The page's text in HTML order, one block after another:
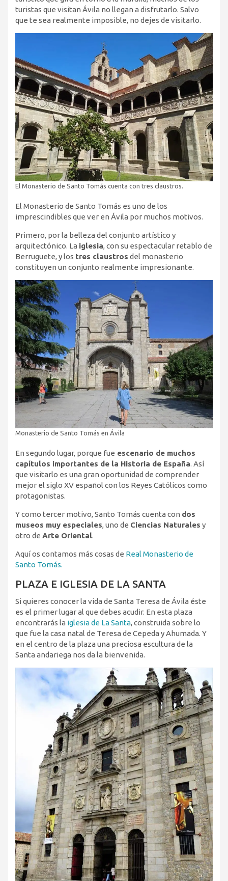
turistas que visitan Ávila no llegan a disfrutarlo. Salvo
que te sea realmente imposible, no dejes de visitarlo.
El Monasterio de Santo Tomás cuenta con tres claustros.
El Monasterio de Santo Tomás es uno de los
imprescindibles que ver en Ávila por muchos motivos.
Primero, por la belleza del conjunto artístico y
arquitectónico. La iglesia, con su espectacular retablo de
Berruguete, y los tres claustros del monasterio
constituyen un conjunto realmente impresionante.
Monasterio de Santo Tomás en Ávila
En segundo lugar, porque fue escenario de muchos
capítulos importantes de la Historia de España. Así
que visitarlo es una gran oportunidad de comprender
mejor el siglo XV español con los Reyes Católicos como
protagonistas.
Y como tercer motivo, Santo Tomás cuenta con dos
museos muy especiales, uno de Ciencias Naturales y
otro de Arte Oriental.
Aquí os contamos más cosas de Real Monasterio de
Santo Tomás.
PLAZA E IGLESIA DE LA SANTA
Si quieres conocer la vida de Santa Teresa de Ávila éste
es el primer lugar al que debes acudir. En esta plaza
encontrarás la iglesia de La Santa, construida sobre lo
que fue la casa natal de Teresa de Cepeda y Ahumada. Y
en el centro de la plaza una preciosa escultura de la
Santa andariega nos da la bienvenida.